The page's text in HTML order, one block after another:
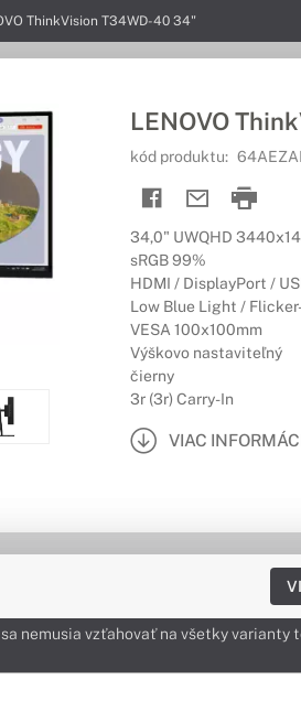
ThinkVision T34WD-40 34"
LENOVO
kód produktu:
34,0" UWQHD
sRGB 99%
HDMI / DisplayPort /
Low Blue Light /
VESA 100x100mm
Výškovo nastaviteľný
čierny
3r (3r) Carry-In
VIAC
nemusia vzťahovať na všetky